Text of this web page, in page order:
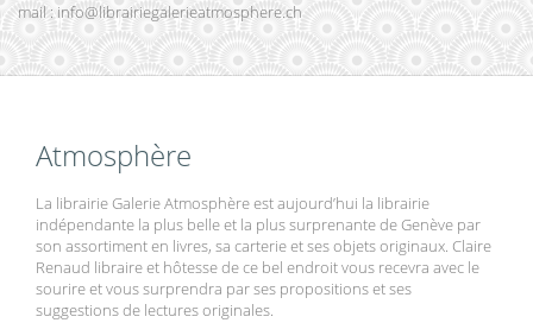
mail : info@librairiegalerieatmosphere.ch
Atmosphère
La librairie Galerie Atmosphère est aujourd’hui la librairie
indépendante la plus belle et la plus surprenante de Genève par
son assortiment en livres, sa carterie et ses objets originaux. Claire
Renaud libraire et hôtesse de ce bel endroit vous recevra avec le
sourire et vous surprendra par ses propositions et ses
suggestions de lectures originales.